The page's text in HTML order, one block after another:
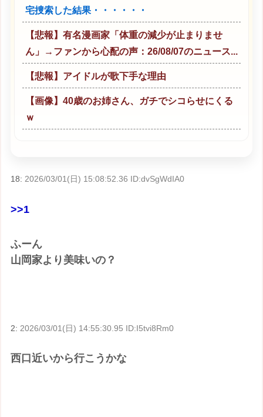
宅捜索した結果・・・・・・
【悲報】有名漫画家「体重の減少が止まりませ
ん」→ファンから心配の声：26/08/07のニュース...
【悲報】アイドルが歌下手な理由
【画像】40歳のお姉さん、ガチでシコらせにくる
ｗ
18:2026/03/01(日) 15:08:52.36 ID:dvSgWdIA0
>>1
ふーん
山岡家より美味いの？
2:2026/03/01(日) 14:55:30.95 ID:I5tvi8Rm0
西口近いから行こうかな